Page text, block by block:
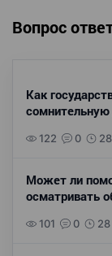
Вопрос
Как
122 0
Может ли
осматривать
101 0